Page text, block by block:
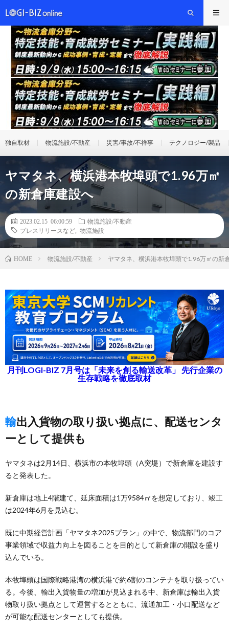
独自取材 物流施設/不動産 災害/事故/不祥事 テクノロジー/製品
ヤマタネ、横浜港本牧埠頭で1.96万㎡
の新倉庫建設へ
2023.02.15 06:00:59
物流施設/不動産
プレスリリースなど
物流施設
HOME 物流施設/不動産 ヤマタネ、横浜港本牧埠頭で1.96万㎡の新
月刊LOGI-BIZ 7月号は「未来を創る輸送改革」 先行企業の
生存戦略を徹底取材
輸出入貨物の取り扱い拠点に、配送センタ
ーとして提供も
ヤマタネは2月14日、横浜市の本牧埠頭（A突堤）で新倉庫を建設す
ると発表した。
新倉庫は地上4階建て、延床面積は1万9584㎡を想定しており、竣工
は2024年6月を見込む。
既に中期経営計画「ヤマタネ2025プラン」の中で、物流部⾨のコア
事業領域で収益⼒向上を図ることを⽬的として新倉庫の開設を盛り
込んでいる。
本牧埠頭は国際戦略港湾の横浜港で約6割のコンテナを取り扱ってい
る。今後、輸出⼊貨物量の増加が⾒込まれる中、新倉庫は輸出⼊貨
物取り扱い拠点として運営するとともに、流通加⼯・⼩⼝配送など
が可能な配送センターとしても提供。